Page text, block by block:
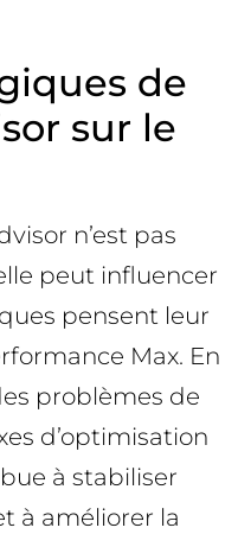
de
sur le
n’est pas
peut influencer
pensent leur
Max. En
problèmes de
d’optimisation
à stabiliser
à améliorer la